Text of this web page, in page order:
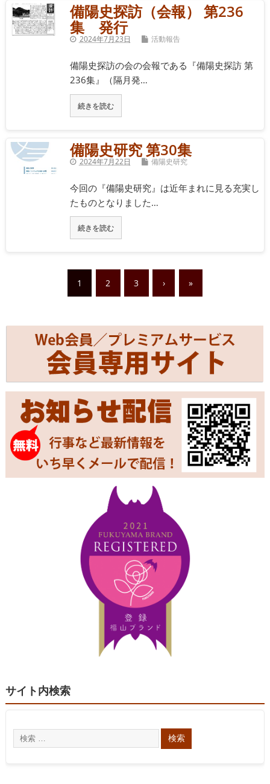
備陽史探訪（会報） 第236
集 発行
2024年7月23日 活動報告
備陽史探訪の会の会報である『備陽史探訪 第
236集』（隔月発…
続きを読む
備陽史研究 第30集
2024年7月22日 備陽史研究
今回の『備陽史研究』は近年まれに見る充実し
たものとなりました…
続きを読む
1 2 3 › »
サイト内検索